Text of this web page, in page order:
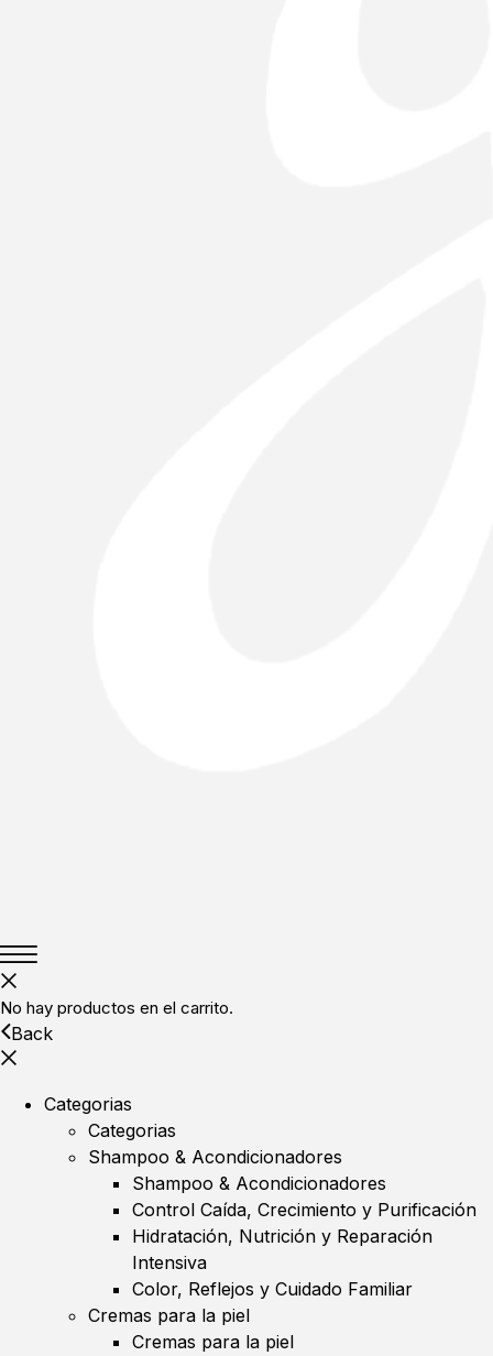
No hay productos en el carrito.
Back
Categorias
Categorias
Shampoo & Acondicionadores
Shampoo & Acondicionadores
Control Caída, Crecimiento y Purificación
Hidratación, Nutrición y Reparación
Intensiva
Color, Reflejos y Cuidado Familiar
Cremas para la piel
Cremas para la piel